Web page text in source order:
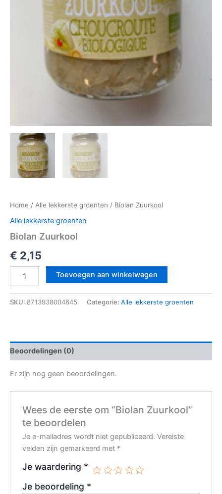
Home / Alle lekkerste groenten / Biolan Zuurkool
Alle lekkerste groenten
Biolan Zuurkool
€ 2,15
Toevoegen aan winkelwagen
SKU: 8713938004645 Categorie: Alle lekkerste groenten
Beoordelingen (0)
Er zijn nog geen beoordelingen.
Wees de eerste om “Biolan Zuurkool”
te beoordelen
Je e-mailadres wordt niet gepubliceerd. Vereiste
velden zijn gemarkeerd met *
Je waardering *
Je beoordeling *